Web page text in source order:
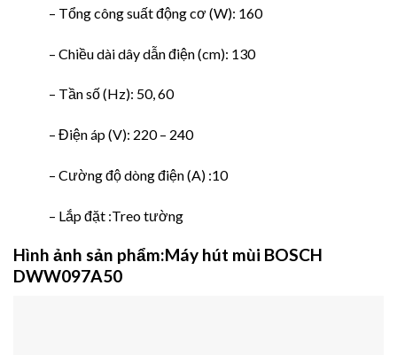
– Tổng công suất động cơ (W): 160
– Chiều dài dây dẫn điện (cm): 130
– Tần số (Hz): 50, 60
– Điện áp (V): 220 – 240
– Cường độ dòng điện (A) :10
– Lắp đặt :Treo tường
Hình ảnh sản phẩm:Máy hút mùi BOSCH
DWW097A50